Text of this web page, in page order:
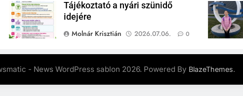
Tájékoztató a nyári szünidő
idejére
Molnár Krisztián
2026.07.06. 0
- News WordPress sablon 2026. Powered By BlazeThemes.